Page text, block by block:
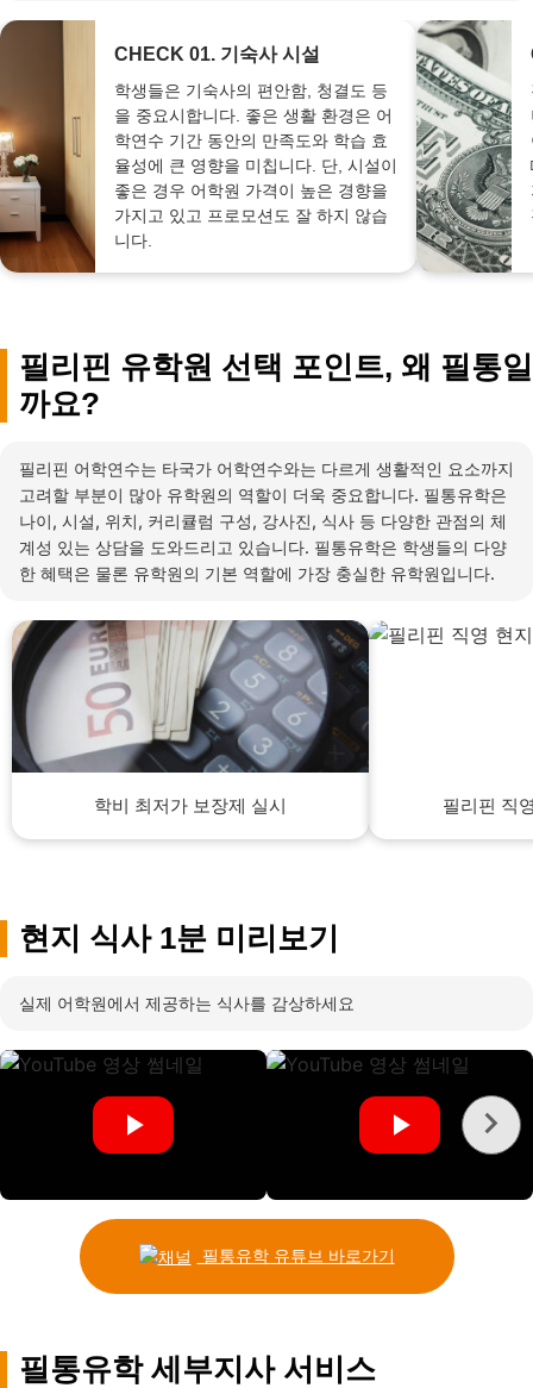
CHECK 01. 기숙사 시설
학생들은 기숙사의 편안함, 청결도 등
을 중요시합니다. 좋은 생활 환경은 어
학연수 기간 동안의 만족도와 학습 효
율성에 큰 영향을 미칩니다. 단, 시설이
좋은 경우 어학원 가격이 높은 경향을
가지고 있고 프로모션도 잘 하지 않습
니다.
필리핀 유학원 선택 포인트, 왜 필통일
까요?
필리핀 어학연수는 타국가 어학연수와는 다르게 생활적인 요소까지
고려할 부분이 많아 유학원의 역할이 더욱 중요합니다. 필통유학은
나이, 시설, 위치, 커리큘럼 구성, 강사진, 식사 등 다양한 관점의 체
계성 있는 상담을 도와드리고 있습니다. 필통유학은 학생들의 다양
한 혜택은 물론 유학원의 기본 역할에 가장 충실한 유학원입니다.
학비 최저가 보장제 실시 필리핀 직
현지 식사 1분 미리보기
실제 어학원에서 제공하는 식사를 감상하세요
필통유학 유튜브 바로가기
필통유학 세부지사 서비스